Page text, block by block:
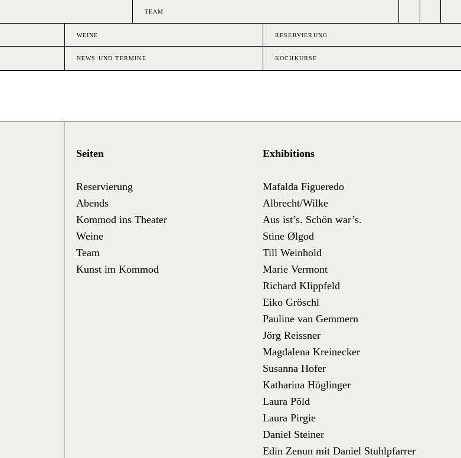
TEAM
WEINE RESERVIERUNG
NEWS UND TERMINE KOCHKURSE
Seiten
Reservierung
Abends
Kommod ins Theater
Weine
Team
Kunst im Kommod
Exhibitions
Mafalda Figueredo
Albrecht/Wilke
Aus ist’s. Schön war’s.
Stine Ølgod
Till Weinhold
Marie Vermont
Richard Klippfeld
Eiko Gröschl
Pauline van Gemmern
Jörg Reissner
Magdalena Kreinecker
Susanna Hofer
Katharina Höglinger
Laura Põld
Laura Pirgie
Daniel Steiner
Edin Zenun mit Daniel Stuhlpfarrer